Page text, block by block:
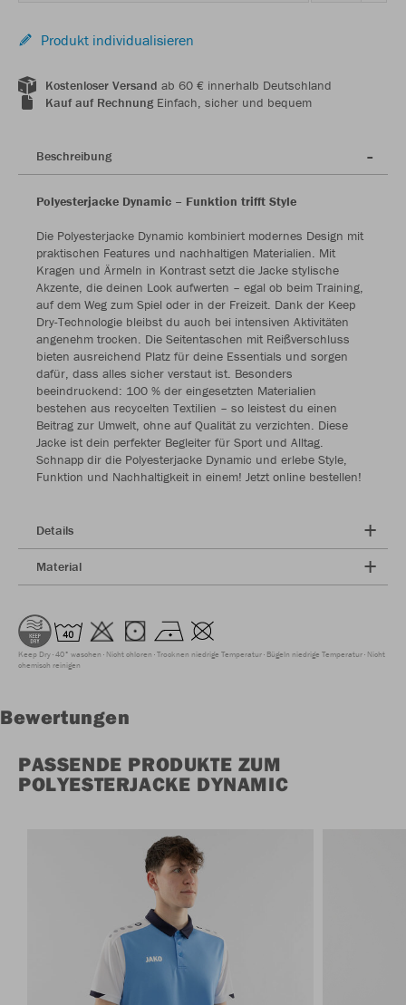
Produkt individualisieren
Kostenloser Versand ab 60 € innerhalb Deutschland
Kauf auf RechnungEinfach, sicher und bequem
Beschreibung
Polyesterjacke Dynamic – Funktion trifft Style
Die Polyesterjacke Dynamic kombiniert modernes Design mit
praktischen Features und nachhaltigen Materialien. Mit
Kragen und Ärmeln in Kontrast setzt die Jacke stylische
Akzente, die deinen Look aufwerten – egal ob beim Training,
auf dem Weg zum Spiel oder in der Freizeit. Dank der Keep
Dry-Technologie bleibst du auch bei intensiven Aktivitäten
angenehm trocken. Die Seitentaschen mit Reißverschluss
bieten ausreichend Platz für deine Essentials und sorgen
dafür, dass alles sicher verstaut ist. Besonders
beeindruckend: 100 % der eingesetzten Materialien
bestehen aus recycelten Textilien – so leistest du einen
Beitrag zur Umwelt, ohne auf Qualität zu verzichten. Diese
Jacke ist dein perfekter Begleiter für Sport und Alltag.
Schnapp dir die Polyesterjacke Dynamic und erlebe Style,
Funktion und Nachhaltigkeit in einem! Jetzt online bestellen!
Details
Material
Keep Dry 40° waschen Nicht chloren Trocknen niedrige Temperatur Bügeln niedrige Temperatur Nicht
chemisch reinigen
Bewertungen
PASSENDE PRODUKTE ZUM
POLYESTERJACKE DYNAMIC